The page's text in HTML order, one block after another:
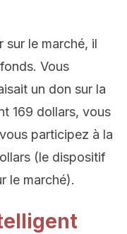
sur le marché, il
Vous
un don sur la
169 dollars, vous
participez à la
(le dispositif
le marché).